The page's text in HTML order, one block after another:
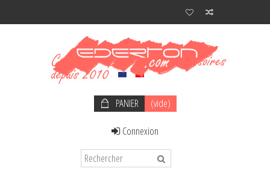
PANIER
(vide)
Connexion